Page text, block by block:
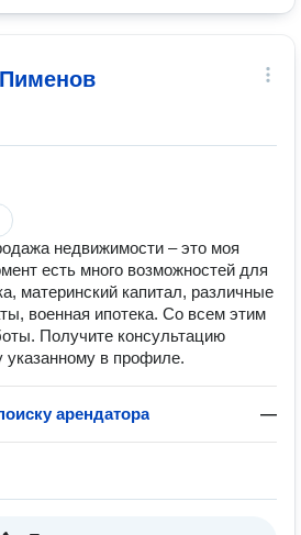
недвижимости – это моя
есть много возможностей для
материнский капитал, различные
военная ипотека. Со всем этим
Получите консультацию
указанному в профиле.
арендатора —